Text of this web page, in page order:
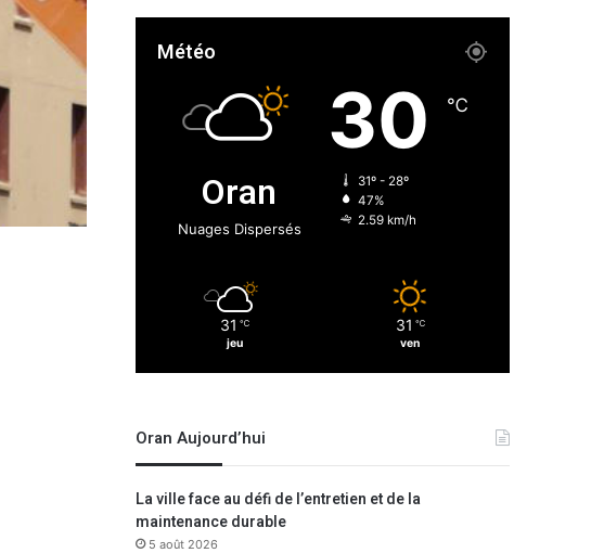
Météo
Oran
Nuages Dispersés
30 ℃
31º - 28º
47%
2.59 km/h
31 ℃
jeu
31 ℃
ven
Oran Aujourd’hui
La ville face au défi de l’entretien et de la
maintenance durable
5 août 2026